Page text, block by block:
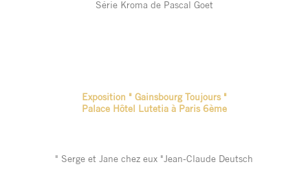
Série Kroma de Pascal Goet
Exposition " Gainsbourg Toujours "
Palace Hôtel Lutetia à Paris 6ème
" Serge et Jane chez eux "Jean-Claude Deutsch